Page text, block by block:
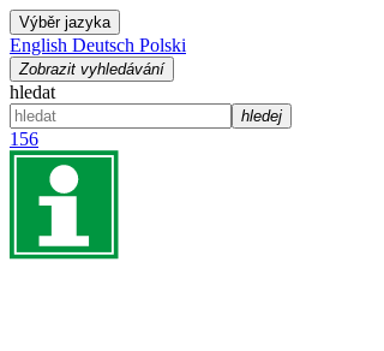
Výběr jazyka
English Deutsch Polski
Zobrazit vyhledávání
hledat
hledej
156